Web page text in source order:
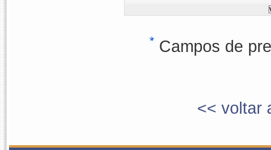
Campos de
<< voltar